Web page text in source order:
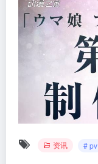
资讯 # pv